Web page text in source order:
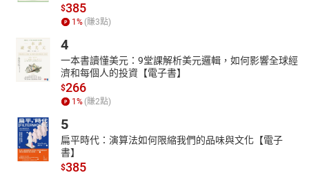
Author / Artist: Adrian
Website: https://www.storyblocks.com/audio/stock/separation-
bomc7ttadkjwlrzot.html
【主編】
胡淑雯
一九七○年生，臺北人。著有長篇小說《太陽的血是黑的》；短篇小
說《字母會：A～Z》（合著）、《哀豔是童年》；歷史書寫《無法
送達的遺書：記那些在恐怖年代失落的人》（主編、合著）。
◎童偉格
一九七七年生，萬里人。著有長篇小說《西北雨》、《無傷時
代》；短篇小說《字母會：A～Z》（合著）、《王考》；散文《童
$385
1 % (賺3點)
4
一本書讀懂美元：9堂課解析美元邏輯，如何影響全球經
濟和每個人的投資【電子書】
$266
1 % (賺2點)
5
扁平時代：演算法如何限縮我們的品味與文化【電子
書】
$385